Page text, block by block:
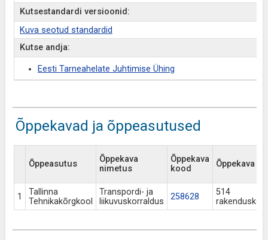
Kutsestandardi versioonid:
Kuva seotud standardid
Kutse andja:
Eesti Tarneahelate Juhtimise Ühing
Õppekavad ja õppeasutused
Õppeasutus
Õppekava
nimetus
Õppekava
kood
Õppekava
1
Tallinna
Tehnikakõrgkool
Transpordi- ja
liikuvuskorraldus
258628
514